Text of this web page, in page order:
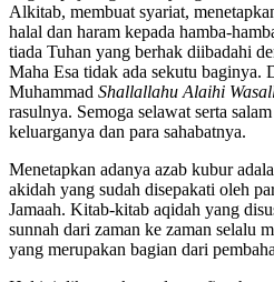
Segala puji bagi Allah yang telah
Alkitab, membuat syariat,
halal dan haram kepada hamba-
tiada Tuhan yang berhak diibadahi
Maha Esa tidak ada sekutu baginya.
MuhammadShallallahu Alaihi
rasulnya. Semoga selawat serta
Menetapkan adanya azab kubur
akidah yang sudah disepakati oleh
Jamaah. Kitab-kitab aqidah yang
sunnah dari zaman ke zaman selalu